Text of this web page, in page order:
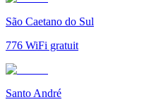
São Caetano do Sul
776 WiFi gratuit
Santo André